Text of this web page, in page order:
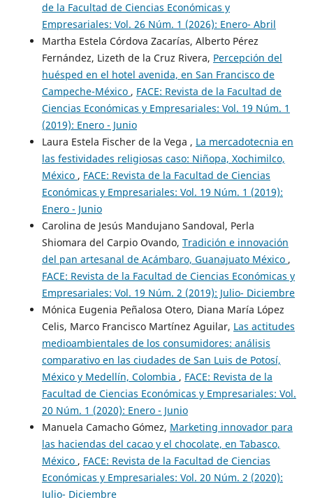
de la Facultad de Ciencias Económicas y
Empresariales: Vol. 26 Núm. 1 (2026): Enero- Abril
Martha Estela Córdova Zacarías, Alberto Pérez
Fernández, Lizeth de la Cruz Rivera, Percepción del
huésped en el hotel avenida, en San Francisco de
Campeche-México , FACE: Revista de la Facultad de
Ciencias Económicas y Empresariales: Vol. 19 Núm. 1
(2019): Enero - Junio
Laura Estela Fischer de la Vega , La mercadotecnia en
las festividades religiosas caso: Niñopa, Xochimilco,
México , FACE: Revista de la Facultad de Ciencias
Económicas y Empresariales: Vol. 19 Núm. 1 (2019):
Enero - Junio
Carolina de Jesús Mandujano Sandoval, Perla
Shiomara del Carpio Ovando, Tradición e innovación
del pan artesanal de Acámbaro, Guanajuato México ,
FACE: Revista de la Facultad de Ciencias Económicas y
Empresariales: Vol. 19 Núm. 2 (2019): Julio- Diciembre
Mónica Eugenia Peñalosa Otero, Diana María López
Celis, Marco Francisco Martínez Aguilar, Las actitudes
medioambientales de los consumidores: análisis
comparativo en las ciudades de San Luis de Potosí,
México y Medellín, Colombia , FACE: Revista de la
Facultad de Ciencias Económicas y Empresariales: Vol.
20 Núm. 1 (2020): Enero - Junio
Manuela Camacho Gómez, Marketing innovador para
las haciendas del cacao y el chocolate, en Tabasco,
México , FACE: Revista de la Facultad de Ciencias
Económicas y Empresariales: Vol. 20 Núm. 2 (2020):
Julio- Diciembre